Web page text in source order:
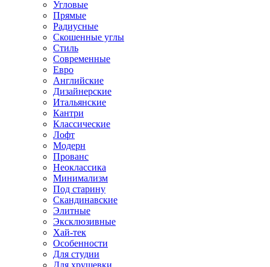
Угловые
Прямые
Радиусные
Скошенные углы
Стиль
Современные
Евро
Английские
Дизайнерские
Итальянские
Кантри
Классические
Лофт
Модерн
Прованс
Неоклассика
Минимализм
Под старину
Скандинавские
Элитные
Эксклюзивные
Хай-тек
Особенности
Для студии
Для хрущевки